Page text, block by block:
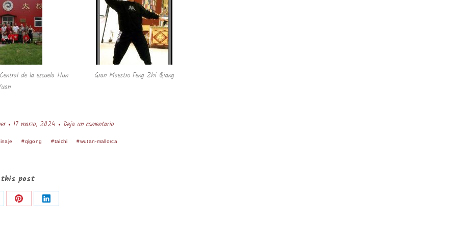
de la escuela Hun
Gran Maestro Feng Zhi Qiang
17 marzo, 2024
Deja un comentario
#qigong #taichi #wutan-mallorca
this post
Share
Share